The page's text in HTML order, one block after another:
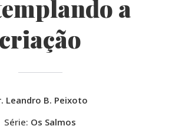
a
criação
Leandro B. Peixoto
Série: Os Salmos